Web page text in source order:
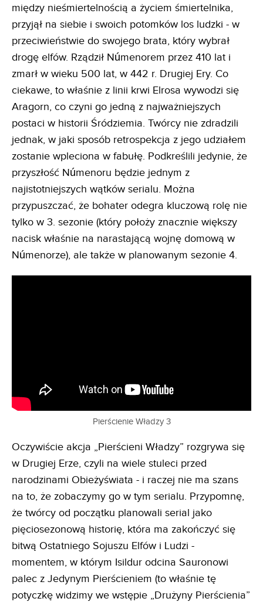
między nieśmiertelnością a życiem śmiertelnika,
przyjął na siebie i swoich potomków los ludzki - w
przeciwieństwie do swojego brata, który wybrał
drogę elfów. Rządził Númenorem przez 410 lat i
zmarł w wieku 500 lat, w 442 r. Drugiej Ery. Co
ciekawe, to właśnie z linii krwi Elrosa wywodzi się
Aragorn, co czyni go jedną z najważniejszych
postaci w historii Śródziemia. Twórcy nie zdradzili
jednak, w jaki sposób retrospekcja z jego udziałem
zostanie wpleciona w fabułę. Podkreślili jedynie, że
przyszłość Númenoru będzie jednym z
najistotniejszych wątków serialu. Można
przypuszczać, że bohater odegra kluczową rolę nie
tylko w 3. sezonie (który położy znacznie większy
nacisk właśnie na narastającą wojnę domową w
Númenorze), ale także w planowanym sezonie 4.
Pierścienie Władzy 3
Oczywiście akcja „Pierścieni Władzy” rozgrywa się
w Drugiej Erze, czyli na wiele stuleci przed
narodzinami Obieżyświata - i raczej nie ma szans
na to, że zobaczymy go w tym serialu. Przypomnę,
że twórcy od początku planowali serial jako
pięciosezonową historię, która ma zakończyć się
bitwą Ostatniego Sojuszu Elfów i Ludzi -
momentem, w którym Isildur odcina Sauronowi
palec z Jedynym Pierścieniem (to właśnie tę
potyczkę widzimy we wstępie „Drużyny Pierścienia”